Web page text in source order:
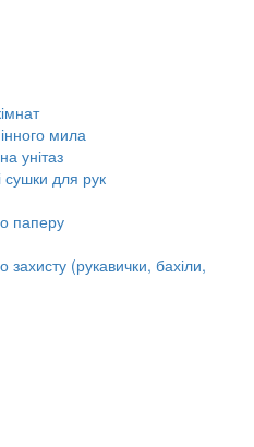
мила
унітаз
сушки для рук
паперу
захисту (рукавички, бахіли,